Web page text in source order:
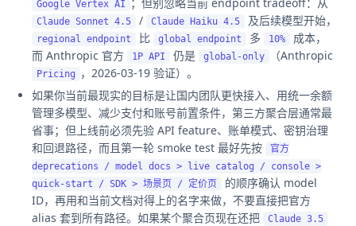
Google Vertex AI
Claude Sonnet 4.5 / Claude Haiku 4.5 及后续模型开始，
regional endpoint 比 global endpoint 多 10%
成本，
而 Anthropic 官方
1P API 仍是 global-only （Anthropic
Pricing
，2026-03-19 验证）。
如果你当前最现实的目标是让国内团队更快接入、用统一余额
管理多模型、减少支付和账号前置条件，第三方聚合层通常最
省事；但上线前必须先验 API feature、账单模式、密钥治理
和回退路径，而且第一轮 smoke test 最好先按
官方
deprecations / model docs > live catalog / console >
quick-start / SDK > 场景页 / 定价页
的顺序确认 model
ID，再用和当前文档对得上的名字来做，不要直接把官方
alias 套到所有路径。如果某个聚合页现在还把
Claude 3.5